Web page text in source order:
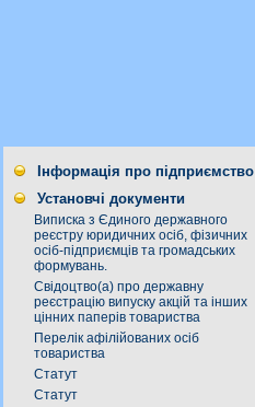
Інформація про підприємство
Установчі документи
Виписка з Єдиного державного
реєстру юридичних осіб, фізичних
осіб-підприємців та громадських
формувань.
Свідоцтво(а) про державну
реєстрацію випуску акцій та інших
цінних паперів товариства
Перелік афілійованих осіб
товариства
Статут
Статут